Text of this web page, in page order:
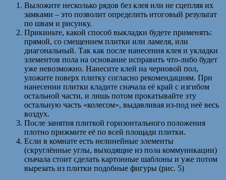
Выложите несколько рядов без клея или не сцепляя их
замками – это позволит определить итоговый результат
по швам и рисунку.
Прикиньте, какой способ выкладки будете применять:
прямой, со смещением плитки или ламеля, или
диагональный. Так как после нанесения клея и укладки
элементов пола на основание исправить что-либо будет
уже невозможно. Нанесите клей на черновой пол,
уложите поверх плитку согласно рекомендациям. При
нанесении плитки кладите сначала её край с изгибом
остальной части, и лишь потом прокатывайте эту
остальную часть «колесом», выдавливая из-под неё весь
воздух.
После занятия плиткой горизонтального положения
плотно прижмите её по всей площади плитки.
Если в комнате есть нелинейные элементы
(скруглённые углы, выходящие из пола коммуникации)
сначала стоит сделать картонные шаблоны и уже потом
вырезать из плитки подобные фигуры (рис. 5)